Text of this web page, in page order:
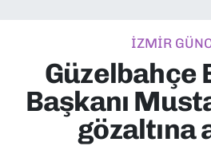
İZMİR
Güzelbahçe
Başkanı
gözaltına
EKONOMİ
KÜLTÜR SANAT
Süper Lig Puan Durumu
Tüm Manşetler
Son Dakika Haberleri